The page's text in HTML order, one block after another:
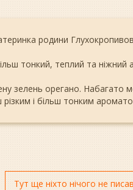
родини
тонкий, теплий та ніжний
зелень орегано. Набагато
і більш тонким
Тут ще ніхто нічого не